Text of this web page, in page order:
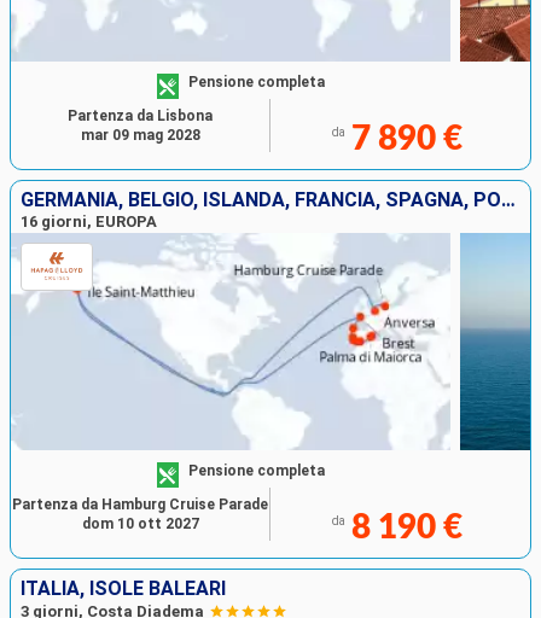
Pensione completa
da 7 890 €
Partenza da Lisbona
mar 09 mag 2028
GERMANIA, BELGIO, ISLANDA, FRANCIA, SPAGNA, PORTOGALLO, IBIZA, MAIORCA
16 giorni, EUROPA
Pensione completa
da 8 190 €
Partenza da Hamburg Cruise Parade
dom 10 ott 2027
ITALIA, ISOLE BALEARI
3 giorni, Costa Diadema